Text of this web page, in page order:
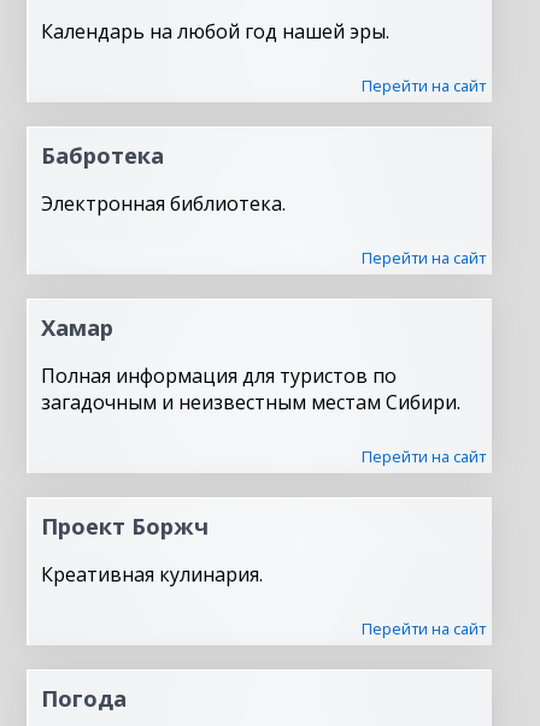
Календарь на любой год нашей эры.
Перейти на сайт
Бабротека
Электронная библиотека.
Перейти на сайт
Хамар
Полная информация для туристов по
загадочным и неизвестным местам Сибири.
Перейти на сайт
Проект Боржч
Креативная кулинария.
Перейти на сайт
Погода